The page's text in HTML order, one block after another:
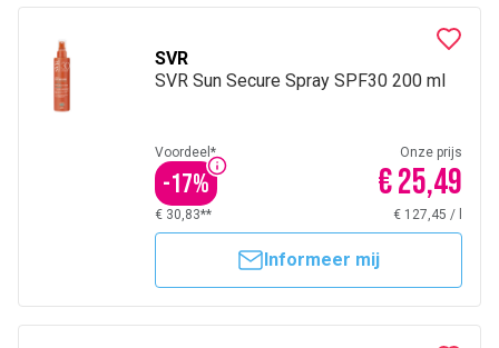
SVR
SVR Sun Secure Spray SPF30 200 ml
Voordeel*
-17%
Onze prijs
€ 25,49
€ 30,83** € 127,45 /
Informeer mij